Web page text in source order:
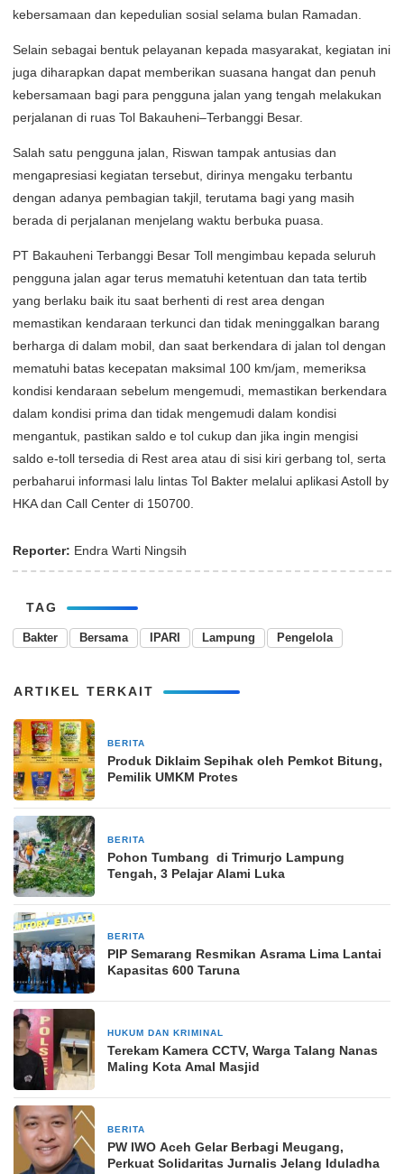
kebersamaan dan kepedulian sosial selama bulan Ramadan.
Selain sebagai bentuk pelayanan kepada masyarakat, kegiatan ini
juga diharapkan dapat memberikan suasana hangat dan penuh
kebersamaan bagi para pengguna jalan yang tengah melakukan
perjalanan di ruas Tol Bakauheni–Terbanggi Besar.
Salah satu pengguna jalan, Riswan tampak antusias dan
mengapresiasi kegiatan tersebut, dirinya mengaku terbantu
dengan adanya pembagian takjil, terutama bagi yang masih
berada di perjalanan menjelang waktu berbuka puasa.
PT Bakauheni Terbanggi Besar Toll mengimbau kepada seluruh
pengguna jalan agar terus mematuhi ketentuan dan tata tertib
yang berlaku baik itu saat berhenti di rest area dengan
memastikan kendaraan terkunci dan tidak meninggalkan barang
berharga di dalam mobil, dan saat berkendara di jalan tol dengan
mematuhi batas kecepatan maksimal 100 km/jam, memeriksa
kondisi kendaraan sebelum mengemudi, memastikan berkendara
dalam kondisi prima dan tidak mengemudi dalam kondisi
mengantuk, pastikan saldo e tol cukup dan jika ingin mengisi
saldo e-toll tersedia di Rest area atau di sisi kiri gerbang tol, serta
perbaharui informasi lalu lintas Tol Bakter melalui aplikasi Astoll by
HKA dan Call Center di 150700.
Reporter: Endra Warti Ningsih
TAG
Bakter Bersama IPARI Lampung Pengelola
ARTIKEL TERKAIT
BERITA
Produk Diklaim Sepihak oleh Pemkot Bitung,
Pemilik UMKM Protes
BERITA
Pohon Tumbang di Trimurjo Lampung
Tengah, 3 Pelajar Alami Luka
BERITA
PIP Semarang Resmikan Asrama Lima Lantai
Kapasitas 600 Taruna
HUKUM DAN KRIMINAL
Terekam Kamera CCTV, Warga Talang Nanas
Maling Kota Amal Masjid
BERITA
PW IWO Aceh Gelar Berbagi Meugang,
Perkuat Solidaritas Jurnalis Jelang Iduladha